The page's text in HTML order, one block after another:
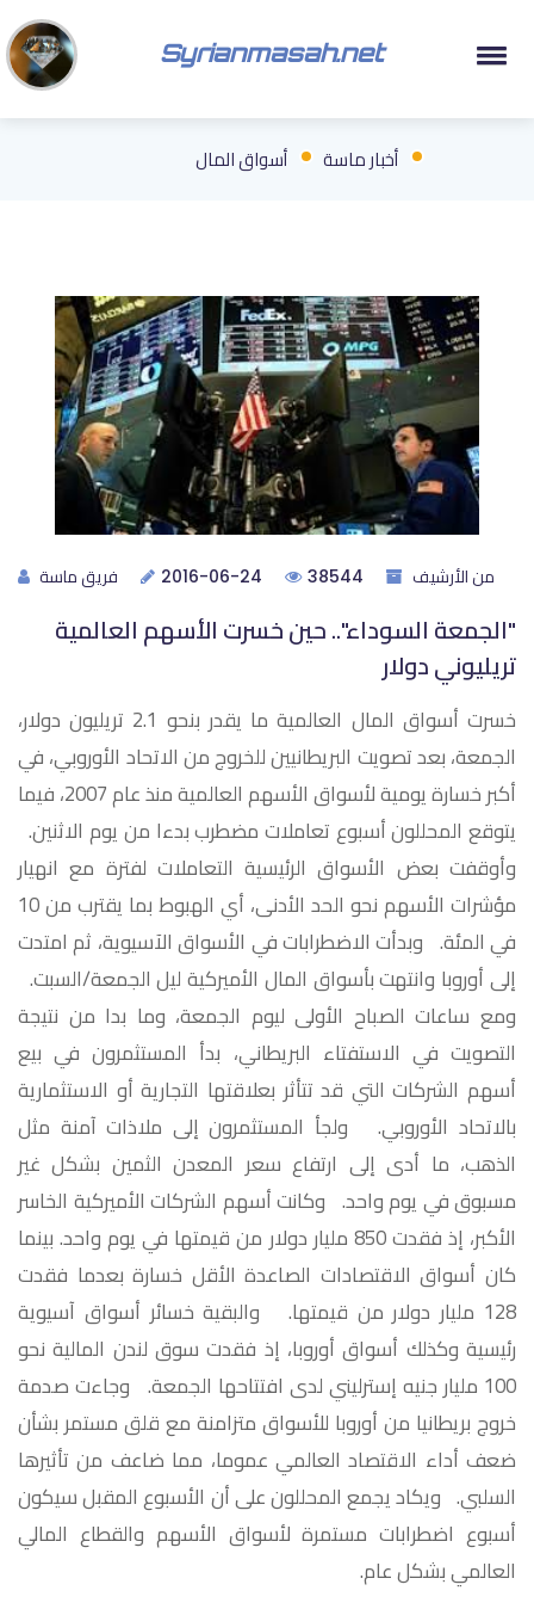
Syrianmasah.net
أخبار ماسة أسواق المال
فريق ماسة 2016-06-24 38544 من الأرشيف
"الجمعة السوداء".. حين خسرت الأسهم العالمية
تريليوني دولار
خسرت أسواق المال العالمية ما يقدر بنحو 2.1 تريليون دولار،
الجمعة، بعد تصويت البريطانيين للخروج من الاتحاد الأوروبي، في
أكبر خسارة يومية لأسواق الأسهم العالمية منذ عام 2007، فيما
يتوقع المحللون أسبوع تعاملات مضطرب بدءا من يوم الاثنين.
وأوقفت بعض الأسواق الرئيسية التعاملات لفترة مع انهيار
مؤشرات الأسهم نحو الحد الأدنى، أي الهبوط بما يقترب من 10
في المئة. وبدأت الاضطرابات في الأسواق الآسيوية، ثم امتدت
إلى أوروبا وانتهت بأسواق المال الأميركية ليل الجمعة/السبت.
ومع ساعات الصباح الأولى ليوم الجمعة، وما بدا من نتيجة
التصويت في الاستفتاء البريطاني، بدأ المستثمرون في بيع
أسهم الشركات التي قد تتأثر بعلاقتها التجارية أو الاستثمارية
بالاتحاد الأوروبي. ولجأ المستثمرون إلى ملاذات آمنة مثل
الذهب، ما أدى إلى ارتفاع سعر المعدن الثمين بشكل غير
مسبوق في يوم واحد. وكانت أسهم الشركات الأميركية الخاسر
الأكبر، إذ فقدت 850 مليار دولار من قيمتها في يوم واحد. بينما
كان أسواق الاقتصادات الصاعدة الأقل خسارة بعدما فقدت
128 مليار دولار من قيمتها. والبقية خسائر أسواق آسيوية
رئيسية وكذلك أسواق أوروبا، إذ فقدت سوق لندن المالية نحو
100 مليار جنيه إسترليني لدى افتتاحها الجمعة. وجاءت صدمة
خروج بريطانيا من أوروبا للأسواق متزامنة مع قلق مستمر بشأن
ضعف أداء الاقتصاد العالمي عموما، مما ضاعف من تأثيرها
السلبي. ويكاد يجمع المحللون على أن الأسبوع المقبل سيكون
أسبوع اضطرابات مستمرة لأسواق الأسهم والقطاع المالي
العالمي بشكل عام.